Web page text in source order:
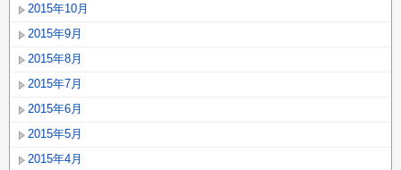
2015年10月
2015年9月
2015年8月
2015年7月
2015年6月
2015年5月
2015年4月